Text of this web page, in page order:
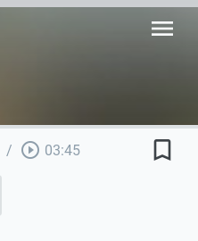
menu
/ play_circle_outline 03:45 bookmark_border